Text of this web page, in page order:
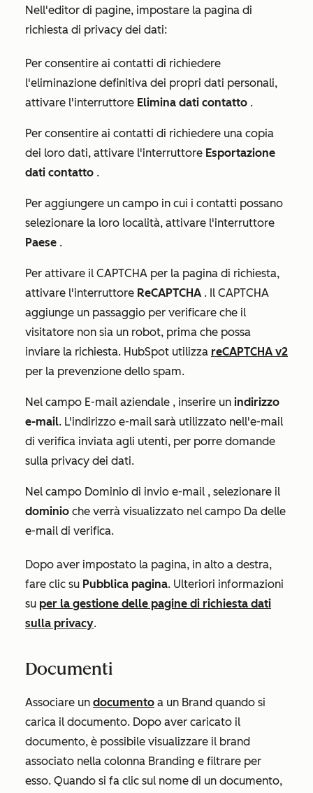
Nell'editor di pagine, impostare la pagina di
richiesta di privacy dei dati:
Per consentire ai contatti di richiedere
l'eliminazione definitiva dei propri dati personali,
attivare l'interruttore Elimina dati contatto .
Per consentire ai contatti di richiedere una copia
dei loro dati, attivare l'interruttore Esportazione
dati contatto .
Per aggiungere un campo in cui i contatti possano
selezionare la loro località, attivare l'interruttore
Paese .
Per attivare il CAPTCHA per la pagina di richiesta,
attivare l'interruttore ReCAPTCHA . Il CAPTCHA
aggiunge un passaggio per verificare che il
visitatore non sia un robot, prima che possa
inviare la richiesta. HubSpot utilizza reCAPTCHA v2
per la prevenzione dello spam.
Nel campo E-mail aziendale , inserire un indirizzo
e-mail. L'indirizzo e-mail sarà utilizzato nell'e-mail
di verifica inviata agli utenti, per porre domande
sulla privacy dei dati.
Nel campo Dominio di invio e-mail , selezionare il
dominio che verrà visualizzato nel campo Da delle
e-mail di verifica.
Dopo aver impostato la pagina, in alto a destra,
fare clic su Pubblica pagina. Ulteriori informazioni
su per la gestione delle pagine di richiesta dati
sulla privacy.
Documenti
Associare un documento a un Brand quando si
carica il documento. Dopo aver caricato il
documento, è possibile visualizzare il brand
associato nella colonna Branding e filtrare per
esso. Quando si fa clic sul nome di un documento,